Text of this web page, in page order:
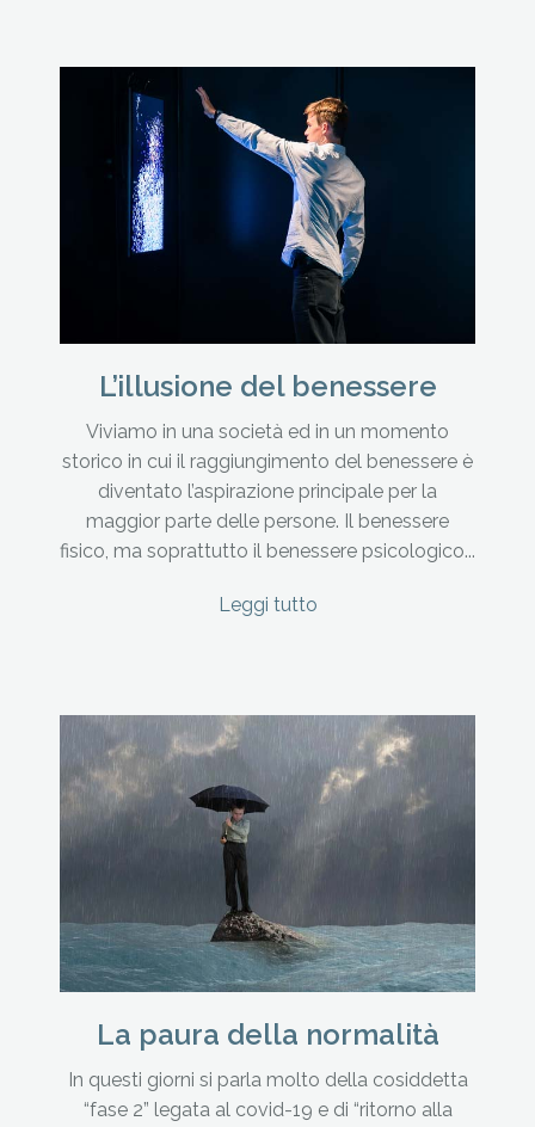
L’illusione del benessere
Viviamo in una società ed in un momento
storico in cui il raggiungimento del benessere è
diventato l’aspirazione principale per la
maggior parte delle persone. Il benessere
fisico, ma soprattutto il benessere psicologico...
Leggi tutto
La paura della normalità
In questi giorni si parla molto della cosiddetta
“fase 2” legata al covid-19 e di “ritorno alla